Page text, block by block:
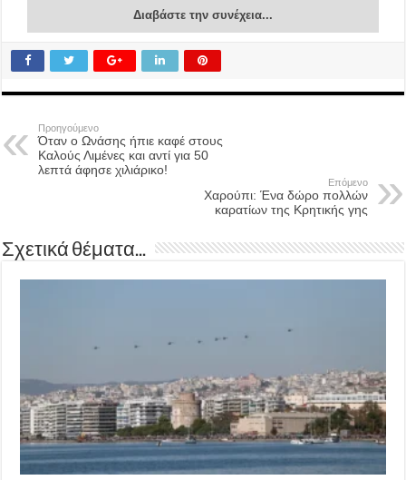
Διαβάστε την συνέχεια...
Προηγούμενο
Όταν ο Ωνάσης ήπιε καφέ στους
Καλούς Λιμένες και αντί για 50
λεπτά άφησε χιλιάρικο!
Επόμενο
Χαρούπι: Ένα δώρο πολλών
καρατίων της Κρητικής γης
Σχετικά θέματα...